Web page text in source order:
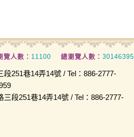
覽人數： 11100 總瀏覽人數： 30146395
段251巷14弄14號 / Tel：886-2777-
三段251巷14弄14號 / Tel：886-2777-